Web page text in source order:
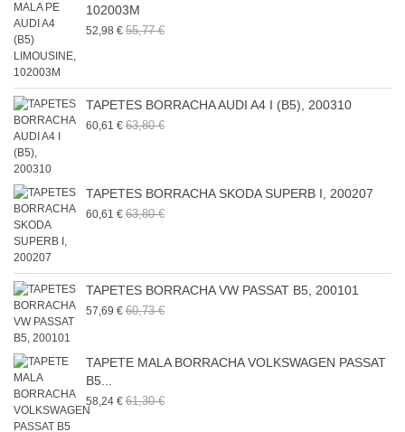
102003M
52,98 € 55,77 €
TAPETES BORRACHA AUDI A4 I (B5), 200310
60,61 € 63,80 €
TAPETES BORRACHA SKODA SUPERB I, 200207
60,61 € 63,80 €
TAPETES BORRACHA VW PASSAT B5, 200101
57,69 € 60,73 €
TAPETE MALA BORRACHA VOLKSWAGEN PASSAT
B5...
58,24 € 61,30 €